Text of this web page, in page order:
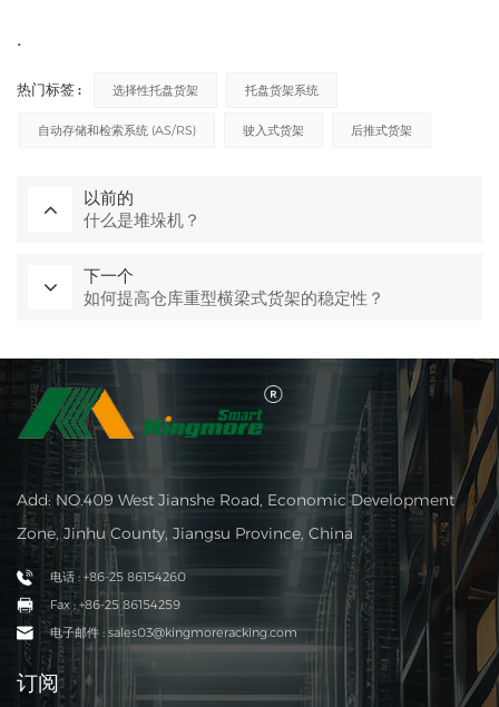
.
热门标签 : 选择性托盘货架 托盘货架系统
自动存储和检索系统 (AS/RS) 驶入式货架 后推式货架
以前的
什么是堆垛机？
下一个
如何提高仓库重型横梁式货架的稳定性？
Add: NO.409 West Jianshe Road, Economic Development
Zone, Jinhu County, Jiangsu Province, China
电话 : +86-25 86154260
Fax : +86-25 86154259
电子邮件 : sales03@kingmoreracking.com
订阅